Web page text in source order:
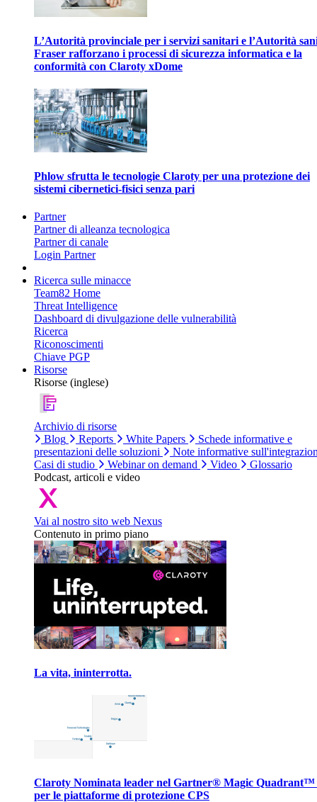
L’Autorità provinciale per i servizi sanitari e l’Autorità
Fraser rafforzano i processi di sicurezza informatica e la
conformità con Claroty xDome
Phlow sfrutta le tecnologie Claroty per una protezione dei
sistemi cibernetici-fisici senza pari
Partner
Partner di alleanza tecnologica
Partner di canale
Login Partner
Ricerca sulle minacce
Team82 Home
Threat Intelligence
Dashboard di divulgazione delle vulnerabilità
Ricerca
Riconoscimenti
Chiave PGP
Risorse
Risorse (inglese)
Archivio di risorse
Blog
Reports White Papers
Schede informative e
presentazioni delle soluzioni
Note informative
Casi di studio
Webinar on demand Video
Glossario
Podcast, articoli e video
Vai al nostro sito web Nexus
Contenuto in primo piano
La vita, ininterrotta.
Claroty Nominata leader nel Gartner® Magic Quadrant™
per le piattaforme di protezione CPS